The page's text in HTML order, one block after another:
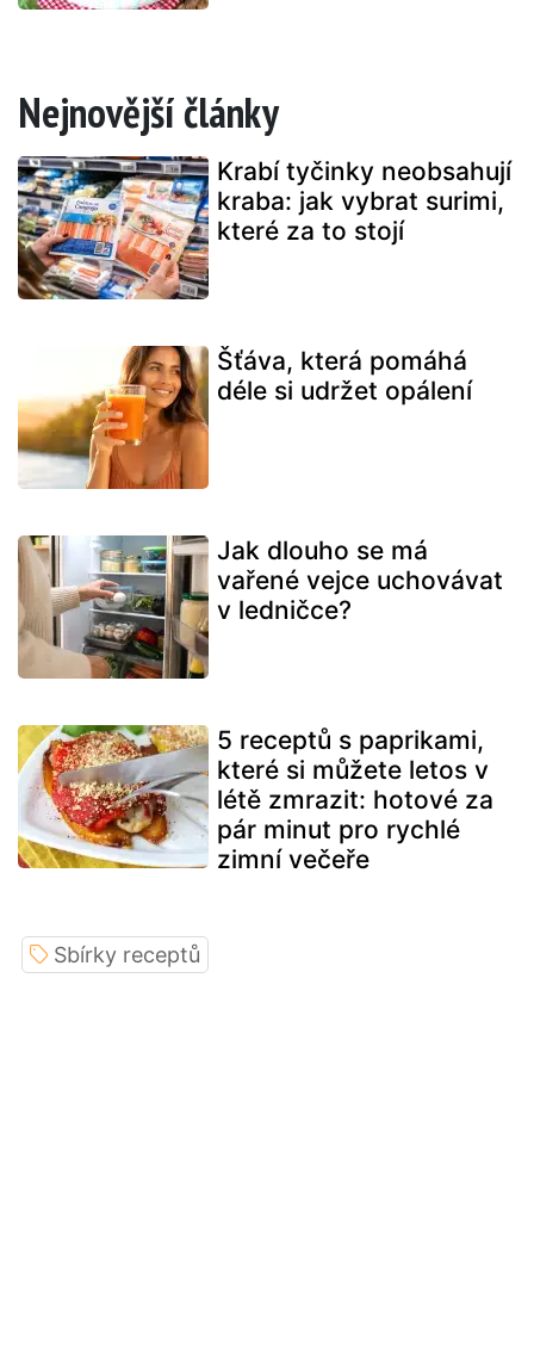
Nejnovější články
Krabí tyčinky neobsahují
kraba: jak vybrat surimi,
které za to stojí
Šťáva, která pomáhá
déle si udržet opálení
Jak dlouho se má
vařené vejce uchovávat
v ledničce?
5 receptů s paprikami,
které si můžete letos v
létě zmrazit: hotové za
pár minut pro rychlé
zimní večeře
Sbírky receptů